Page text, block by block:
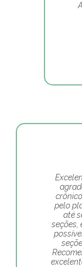
pelo
até
seções,